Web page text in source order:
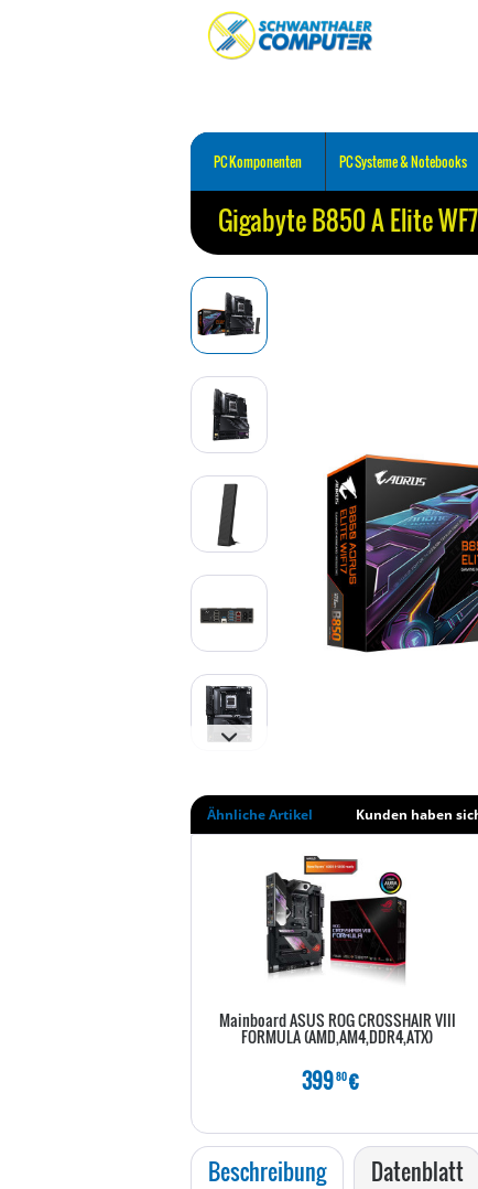
PC Komponenten PC Systeme & Notebooks
Gigabyte B850 A Elite
Ähnliche Artikel Kunden haben
Mainboard ASUS ROG CROSSHAIR VIII
FORMULA (AMD,AM4,DDR4,ATX)
39980€
Beschreibung Datenblatt